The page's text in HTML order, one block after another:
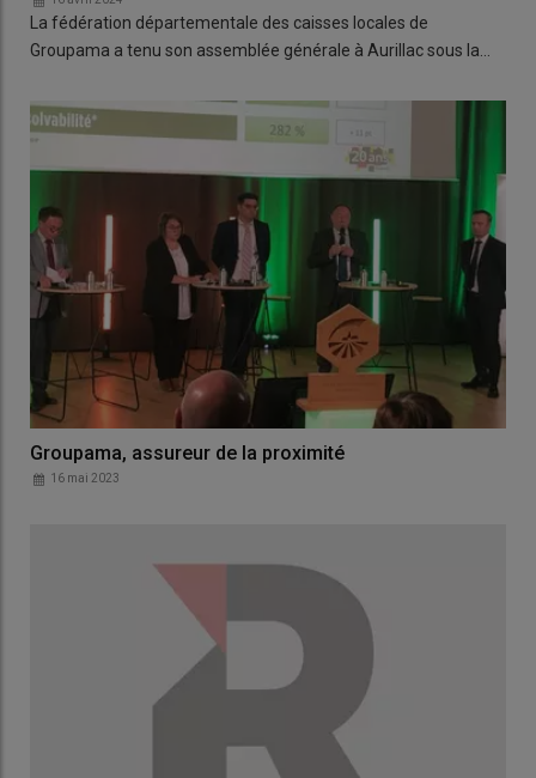
La fédération départementale des caisses locales de
Groupama a tenu son assemblée générale à Aurillac sous la…
Groupama, assureur de la proximité
16 mai 2023